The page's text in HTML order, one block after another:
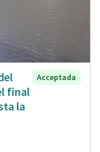
final
la
Acceptada